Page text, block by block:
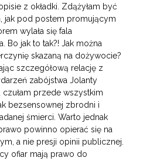
z okładki. Zdążyłam być
jak pod postem promującym
wylała się fala
Bo jak to tak?! Jak można
skazaną na dożywocie?
szczegółową relację z
zabójstwa Jolanty
czułam przede wszystkim
bezsensownej zbrodni i
śmierci. Warto jednak
powinno opierać się na
a nie presji opinii publicznej.
ofiar mają prawo do